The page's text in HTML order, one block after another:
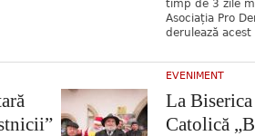
timp de 3 zile
Asociația Pro
derulează
EVENIMENT
La
Catolică